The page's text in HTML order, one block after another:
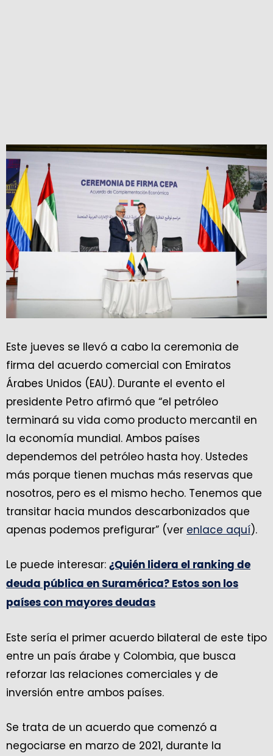
Este jueves se llevó a cabo la ceremonia de
firma del acuerdo comercial con Emiratos
Árabes Unidos (EAU). Durante el evento el
presidente Petro afirmó que “el petróleo
terminará su vida como producto mercantil en
la economía mundial. Ambos países
dependemos del petróleo hasta hoy. Ustedes
más porque tienen muchas más reservas que
nosotros, pero es el mismo hecho. Tenemos que
transitar hacia mundos descarbonizados que
apenas podemos prefigurar” (ver enlace aquí).
Le puede interesar: ¿Quién lidera el ranking de
deuda pública en Suramérica? Estos son los
países con mayores deudas
Este sería el primer acuerdo bilateral de este tipo
entre un país árabe y Colombia, que busca
reforzar las relaciones comerciales y de
inversión entre ambos países.
Se trata de un acuerdo que comenzó a
negociarse en marzo de 2021, durante la